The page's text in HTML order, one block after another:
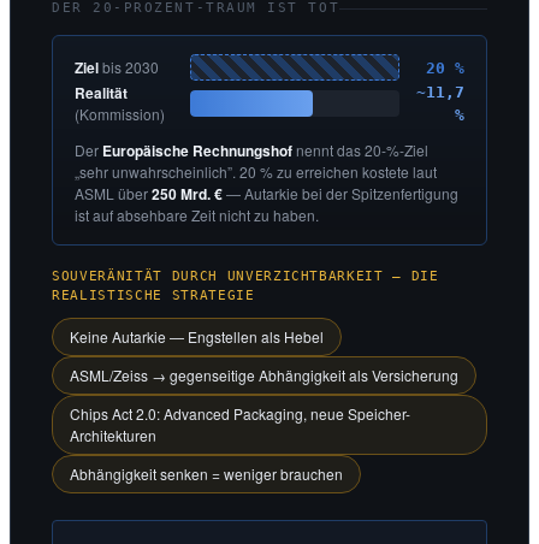
DER 20-PROZENT-TRAUM IST TOT
Zielbis 2030 20 %
Realität
(Kommission)
~11,7
%
Der Europäische Rechnungshof nennt das 20-%-Ziel
„sehr unwahrscheinlich”. 20 % zu erreichen kostete laut
ASML über250 Mrd. €— Autarkie bei der Spitzenfertigung
ist auf absehbare Zeit nicht zu haben.
SOUVERÄNITÄT DURCH UNVERZICHTBARKEIT — DIE
REALISTISCHE STRATEGIE
Keine Autarkie — Engstellen als Hebel
ASML/Zeiss → gegenseitige Abhängigkeit als Versicherung
Chips Act 2.0: Advanced Packaging, neue Speicher-
Architekturen
Abhängigkeit senken = weniger brauchen